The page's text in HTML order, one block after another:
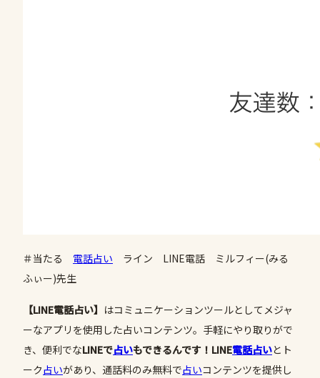
＃当たる 電話占い ライン LINE電話 ミルフィー(みる
ふぃー)先生
【LINE電話占い】 はコミュニケーションツールとしてメジャ
ーなアプリを使用した占いコンテンツ。手軽にやり取りがで
き、便利でなLINEで占いもできるんです！LINE電話占いとト
ーク占いがあり、通話料のみ無料で占いコンテンツを提供し